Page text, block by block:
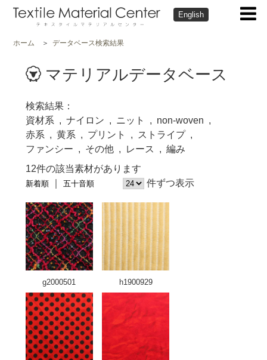
English
ホーム データベース検索結果
マテリアルデータベース
検索結果
資材系
ナイロン ニット
non-woven
赤系
黄系 プリント
ストライプ
ファンシー
その他 レース
編み
12件の該当素材があります
新着順 五十音順 件ずつ表示
g2000501 h1900929